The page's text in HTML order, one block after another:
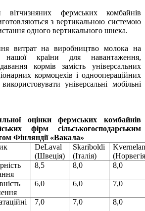
вітчизняних фермських комбайнів
з вертикальною системою
одного вертикального шнека.
витрат на виробництво молока на
країни для навантаження,
кормів замість універсальних
кормоцехів і одноопераційних
універсальні мобільні
оцінки фермських комбайнів
фірм сільськогосподарським
Фінляндії «Вакала»
DeLaval
(Швеція)
Skariboldi
(Італія)
8,5 8,0 8,0
6,0 6,0 7,0
7,0 7,0 8,0